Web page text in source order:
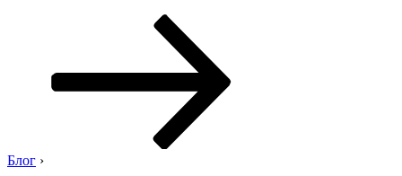
Блог ›